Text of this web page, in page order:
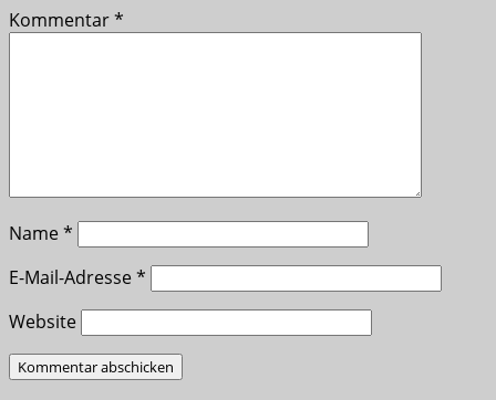
Kommentar*
Name*
E-Mail-Adresse*
Website